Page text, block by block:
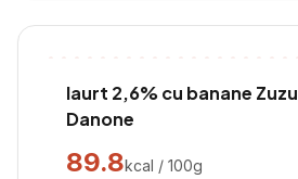
Iaurt 2,6% cu banane Zuzu
Danone
89.8kcal / 100g